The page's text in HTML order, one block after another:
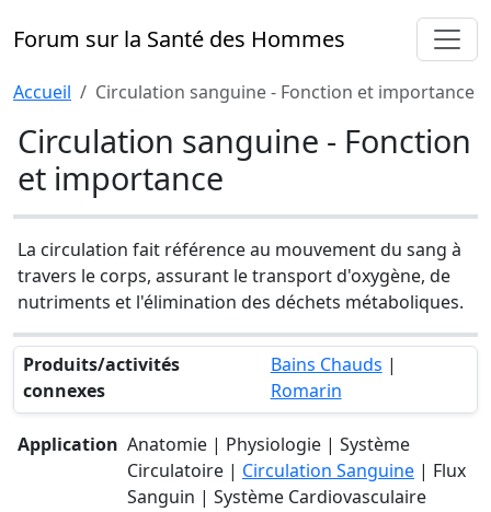
Forum sur la Santé des Hommes
Accueil Circulation sanguine - Fonction et importance
Circulation sanguine - Fonction
et importance
La circulation fait référence au mouvement du sang à
travers le corps, assurant le transport d'oxygène, de
nutriments et l'élimination des déchets métaboliques.
Produits/activités
connexes
Bains Chauds |
Romarin
Application Anatomie | Physiologie | Système
Circulatoire | Circulation Sanguine | Flux
Sanguin | Système Cardiovasculaire